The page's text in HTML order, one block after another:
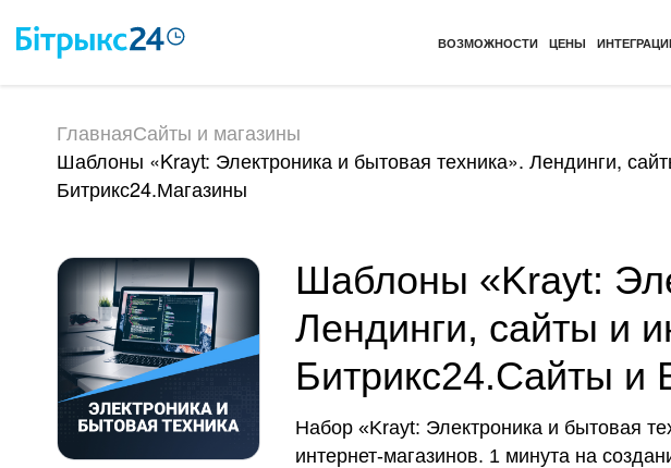
ВОЗМОЖНОСТИ ЦЕНЫ
ГлавнаяСайты и магазины
Шаблоны «Krayt: Электроника и бытовая техника». Лендинги,
Битрикс24.Магазины
Шаблоны «Krayt:
Лендинги, сайты и
Битрикс24.Сайты и
Набор «Krayt: Электроника и бытовая
интернет-магазинов. 1 минута на